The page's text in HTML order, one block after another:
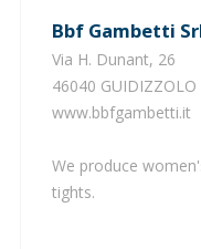
Bbf Gambetti
Via H. Dunant, 26
46040
​www.bbfgambetti.it
We produce
tights.